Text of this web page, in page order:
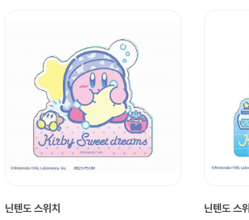
닌텐도 스위치 닌텐도 스